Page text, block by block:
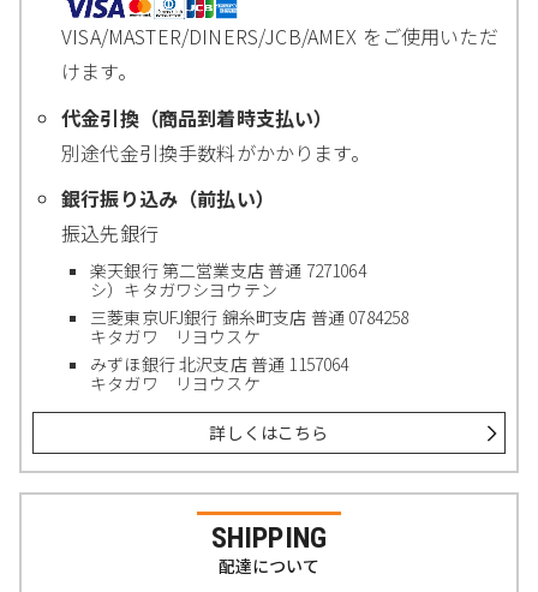
VISA/MASTER/DINERS/JCB/AMEX をご使用いただ
けます。
代金引換（商品到着時支払い）
別途代金引換手数料がかかります。
銀行振り込み（前払い）
振込先銀行
楽天銀行 第二営業支店 普通 7271064
シ）キタガワシヨウテン
三菱東京UFJ銀行 錦糸町支店 普通 0784258
キタガワ リヨウスケ
みずほ銀行 北沢支店 普通 1157064
キタガワ リヨウスケ
詳しくはこちら
SHIPPING
配達について